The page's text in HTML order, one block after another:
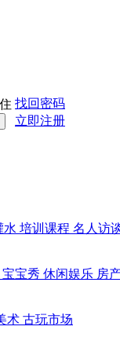
找回密码
立即注册
水 培训课程 名人访
宝宝秀 休闲娱乐 房
术 古玩市场